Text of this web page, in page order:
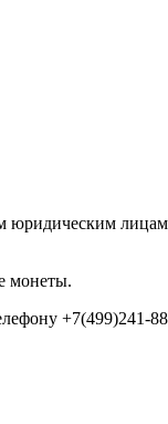
монеты.
+7(499)241-